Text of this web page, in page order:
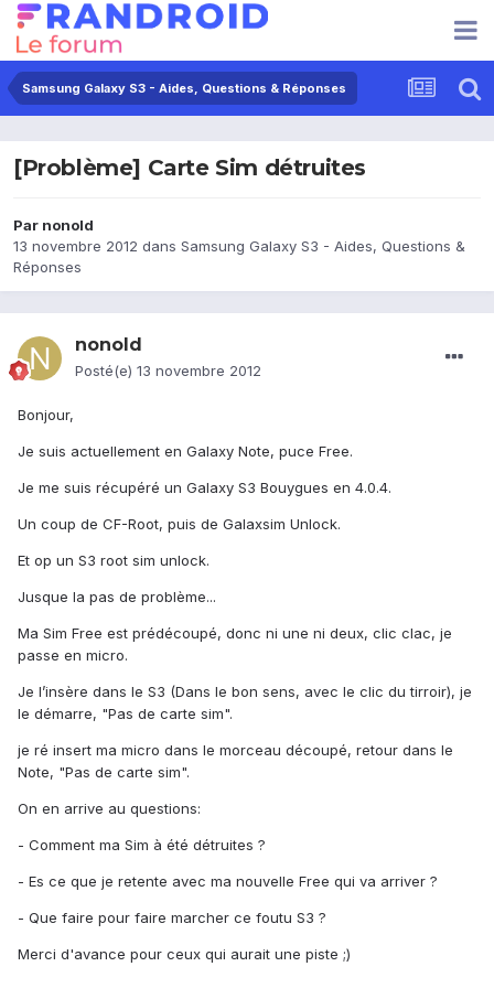
Samsung Galaxy S3 - Aides, Questions & Réponses
[Problème] Carte Sim détruites
Par nonold
13 novembre 2012 dans Samsung Galaxy S3 - Aides, Questions &
Réponses
nonold
Posté(e) 13 novembre 2012
Bonjour,
Je suis actuellement en Galaxy Note, puce Free.
Je me suis récupéré un Galaxy S3 Bouygues en 4.0.4.
Un coup de CF-Root, puis de Galaxsim Unlock.
Et op un S3 root sim unlock.
Jusque la pas de problème...
Ma Sim Free est prédécoupé, donc ni une ni deux, clic clac, je
passe en micro.
Je l’insère dans le S3 (Dans le bon sens, avec le clic du tirroir), je
le démarre, "Pas de carte sim".
je ré insert ma micro dans le morceau découpé, retour dans le
Note, "Pas de carte sim".
On en arrive au questions:
- Comment ma Sim à été détruites ?
- Es ce que je retente avec ma nouvelle Free qui va arriver ?
- Que faire pour faire marcher ce foutu S3 ?
Merci d'avance pour ceux qui aurait une piste ;)